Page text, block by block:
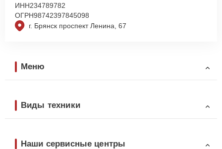
г. Брянск проспект Ленина, 67
ИНН234789782
ОГРН98742397845098
Меню
Виды техники
Наши сервисные центры